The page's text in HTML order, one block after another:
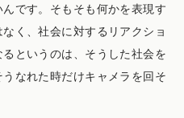
です。そもそも何かを表現す
く、社会に対するリアクショ
というのは、そうした社会を
なれた時だけキャメラを回そ